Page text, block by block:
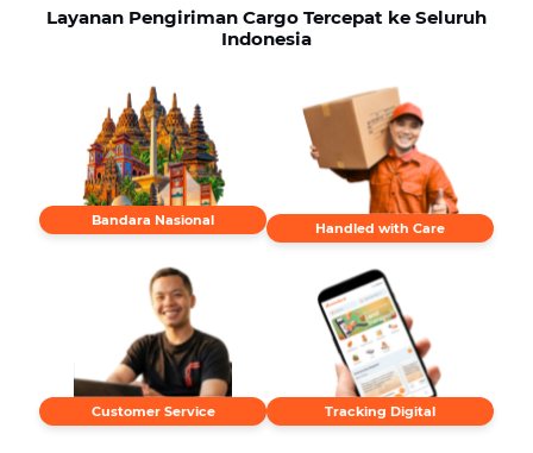
Layanan Pengiriman Cargo Tercepat ke Seluruh
Indonesia
Bandara Nasional Handled with Care
Customer Service Tracking Digital